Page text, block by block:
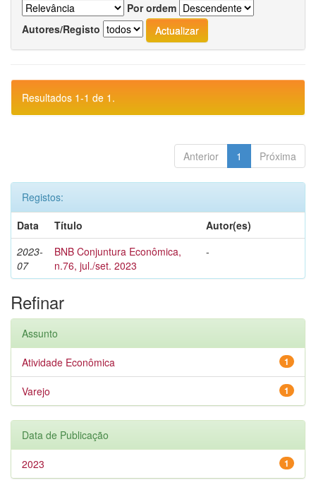
Por ordem
Autores/Registo
Resultados 1-1 de 1.
Anterior 1 Próxima
Registos:
Data
Título
Autor(es)
2023-
07
BNB Conjuntura Econômica,
n.76, jul./set. 2023
-
Refinar
Assunto
1
Atividade Econômica
1
Varejo
Data de Publicação
1
2023